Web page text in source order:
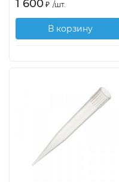
1 600 ₽ /шт.
В корзину